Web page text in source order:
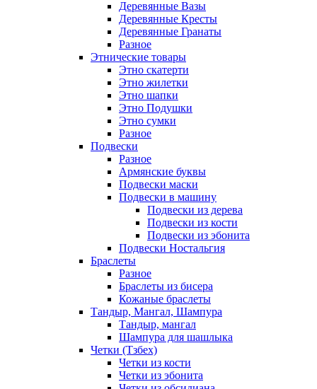
Деревянные Вазы
Деревянные Кресты
Деревянные Гранаты
Разное
Этнические товары
Этно скатерти
Этно жилетки
Этно шапки
Этно Подушки
Этно сумки
Разное
Подвески
Разное
Армянские буквы
Подвески маски
Подвески в машину
Подвески из дерева
Подвески из кости
Подвески из эбонита
Подвески Ностальгия
Браслеты
Разное
Браслеты из бисера
Кожаные браслеты
Тандыр, Мангал, Шампура
Тандыр, мангал
Шампура для шашлыка
Четки (Тзбех)
Четки из кости
Четки из эбонита